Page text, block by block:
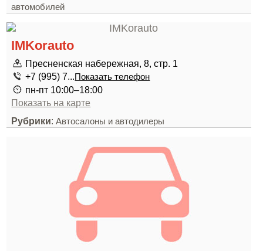
автомобилей
IMKorauto
Пресненская набережная, 8, стр. 1
+7 (995) 7...Показать телефон
пн-пт 10:00–18:00
Показать на карте
Рубрики:Автосалоны и автодилеры